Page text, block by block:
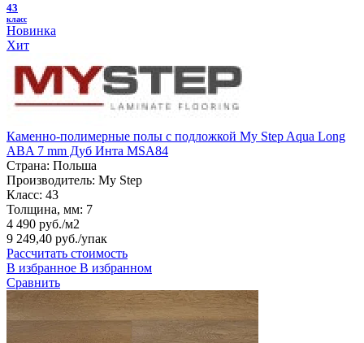
43
класс
Новинка
Хит
Каменно-полимерные полы с подложкой My Step Aqua Long
ABA 7 mm Дуб Инта MSA84
Страна: Польша
Производитель: My Step
Класс: 43
Толщина, мм: 7
4 490 руб./м2
9 249,40 руб./упак
Рассчитать стоимость
В избранное В избранном
Сравнить